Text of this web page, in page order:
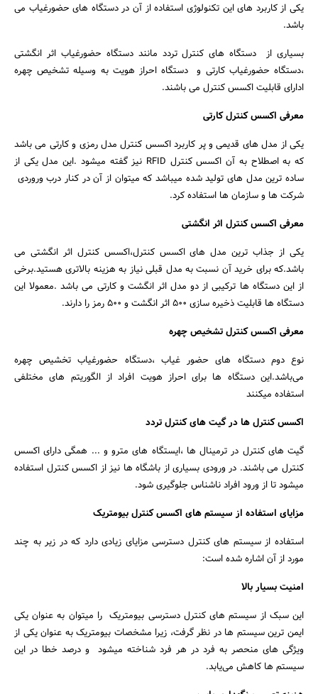
یکی از کاربرد های این تکنولوژی استفاده از آن در دستگاه های حضورغیاب می
باشد.
بسیاری از دستگاه های کنترل تردد مانند دستگاه حضورغیاب اثر انگشتی
،دستگاه حضورغیاب کارتی و دستگاه احراز هویت به وسیله تشخیص چهره
ادارای قابلیت اکسس کنترل می باشند.
معرفی اکسس کنترل کارتی
یکی از مدل های قدیمی و پر کاربرد اکسس کنترل مدل رمزی و کارتی می باشد
که به اصطلاح به آن اکسس کنترل RFID نیز گفته میشود .این مدل یکی از
ساده ترین مدل های تولید شده میباشد که میتوان از آن در کنار درب وروردی
شرکت ها و سازمان ها استفاده کرد.
معرفی اکسس کنترل اثر انگشتی
یکی از جذاب ترین مدل های اکسس کنترل،اکسس کنترل اثر انگشتی می
باشد.که برای خرید آن نسبت به مدل قبلی نیاز به هزینه بالاتری هستید.برخی
از این دستگاه ها ترکیبی از دو مدل اثر انگشت و کارتی می باشد .معمولا این
دستگاه ها قابلیت ذخیره سازی 500 اثر انگشت و 500 رمز را دارند.
معرفی اکسس کنترل تشخیص چهره
نوع دوم دستگاه های حضور غیاب ،دستگاه حضورغیاب تخشیص چهره
می‌باشد.این دستگاه ها برای احراز هویت افراد از الگوریتم های مختلفی
استفاده میکنند
اکسس کنترل ها در گیت های کنترل تردد
گیت های کنترل در ترمینال ها ،ایستگاه های مترو و ... همگی دارای اکسس
کنترل می باشند. در ورودی بسیاری از باشگاه ها نیز از اکسس کنترل استفاده
میشود تا از ورود افراد ناشناس جلوگیری شود.
مزایای استفاده از سیستم های اکسس کنترل بیومتریک
استفاده از سیستم های کنترل دسترسی مزایای زیادی دارد که در زیر به چند
مورد از آن اشاره شده است:
امنیت بسیار بالا
این سبک از سیستم های کنترل دسترسی بیومتریک را میتوان به عنوان یکی
ایمن ترین سیستم ها در نظر گرفت، زیرا مشخصات بیومتریک به عنوان یکی از
ویژگی های منحصر به فرد در هر فرد شناخته میشود و درصد خطا در این
سیستم ها کاهش می‌یابد.